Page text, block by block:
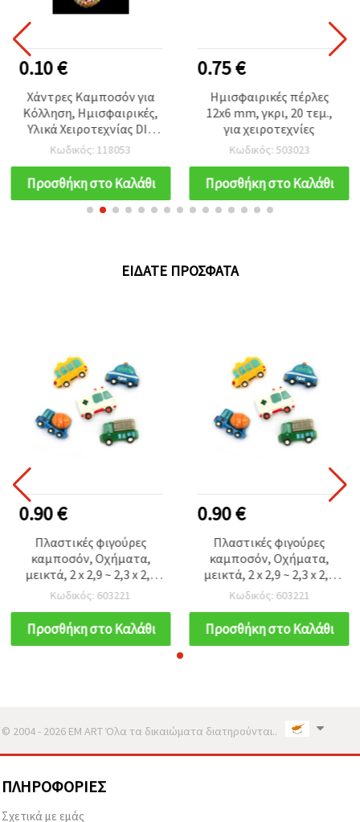
0.10 €
Χάντρες Καμποσόν για
Κόλληση, Ημισφαιρικές,
Υλικά Χειροτεχνίας DIY
για Ρούχα &
Κοσμηματοποίηση, 6
mm, Λευκό
Κωδικός: 118053
Προσθήκη στο Καλάθι
0.75 €
Ημισφαιρικές πέρλες
12x6 mm, γκρι, 20 τεμ.,
για χειροτεχνίες
Κωδικός: 503023
Προσθήκη στο Καλάθι
ΕΊΔΑΤΕ ΠΡΌΣΦΑΤΑ
0.90 €
Πλαστικές φιγούρες
καμποσόν, Οχήματα,
μεικτά, 2 x 2,9 ~ 2,3 x 2,8
εκ., Πολύχρωμα, 5 τεμ.
Κωδικός: 603221
Προσθήκη στο Καλάθι
0.90 €
Πλαστικές φιγούρες
καμποσόν, Οχήματα,
μεικτά, 2 x 2,9 ~ 2,3 x 2,8
εκ., Πολύχρωμα, 5 τεμ.
Κωδικός: 603221
Προσθήκη στο Καλάθι
© 2004 - 2026 EM ART Όλα τα δικαιώματα διατηρούνται..
ΠΛΗΡΟΦΟΡΊΕΣ
Σχετικά με εμάς